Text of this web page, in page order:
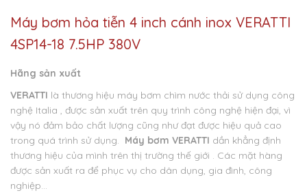
Máy bơm hỏa tiễn 4 inch cánh inox VERATTI
4SP14-18 7.5HP 380V
Hãng sản xuất
VERATTI là thương hiệu máy bơm chìm nước thải sử dụng công
nghệ Italia , được sản xuất trên quy trình công nghệ hiện đại, vì
vậy nó đảm bảo chất lượng cũng như đạt được hiệu quả cao
trong quá trình sử dụng. Máy bơm VERATTI dần khẳng định
thương hiệu của mình trên thị trường thế giới . Các mặt hàng
được sản xuất ra để phục vụ cho dân dụng, gia đình, công
nghiệp…